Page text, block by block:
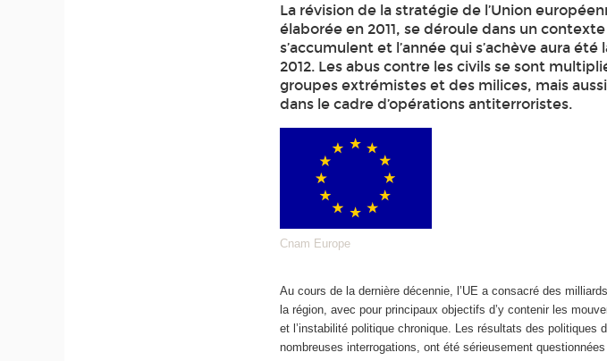
La révision de la stratégie de l’Union
élaborée en 2011, se déroule dans un
s’accumulent et l’année qui s’achève aura
2012. Les abus contre les civils se sont
groupes extrémistes et des milices, mais
dans le cadre d’opérations antiterroristes.
Cnam Europe
Au cours de la dernière décennie, l’UE a consacré des
la région, avec pour principaux objectifs d’y contenir les
et l’instabilité politique chronique. Les résultats des politiques
nombreuses interrogations, ont été sérieusement